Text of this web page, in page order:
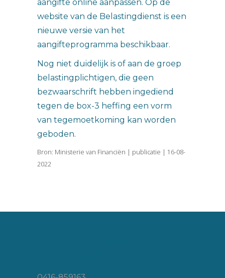
aangifte online aanpassen. Op de
website van de Belastingdienst is een
nieuwe versie van het
aangifteprogramma beschikbaar.
Nog niet duidelijk is of aan de groep
belastingplichtigen, die geen
bezwaarschrift hebben ingediend
tegen de box-3 heffing een vorm
van tegemoetkoming kan worden
geboden.
Bron: Ministerie van Financiën | publicatie | 16-08-
2022